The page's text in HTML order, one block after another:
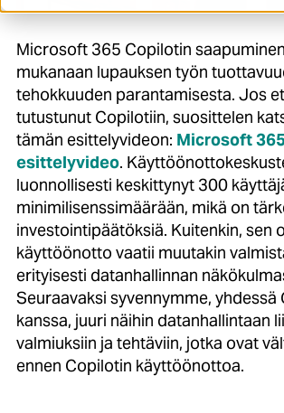
Microsoft 365 Copilotin
mukanaan lupauksen työn
tehokkuuden parantamisesta. Jos
tutustunut Copilotiin, suosittelen
tämän esittelyvideon: Microsoft
esittelyvideo.
luonnollisesti keskittynyt 300
minimilisenssimäärään, mikä on
investointipäätöksiä. Kuitenkin, sen
käyttöönotto vaatii muutakin
erityisesti datanhallinnan
Seuraavaksi syvennymme, yhdessä
kanssa, juuri näihin datanhallintaan
valmiuksiin ja tehtäviin, jotka ovat
ennen Copilotin käyttöönottoa.